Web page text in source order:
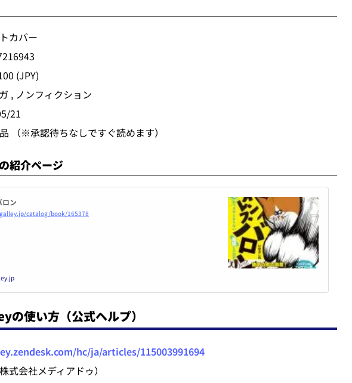
カバー
(JPY)
, ノンフィクション
21
（※承認待ちなしですぐ読めます）
紹介ページ
ロン
catalog/book/165378
の使い方（公式ヘルプ）
hc/ja/articles/115003991694
式会社メディアドゥ）